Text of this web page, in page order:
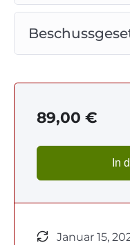
Dozent: RA Georg
89,00 €
In
Januar 15,